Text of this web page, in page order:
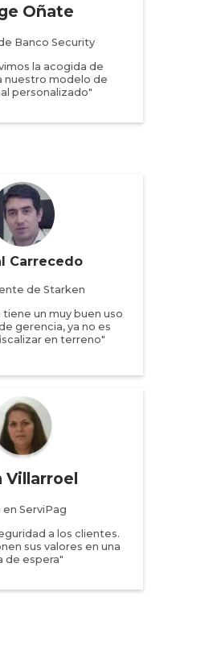
Oñate
Banco Security
la acogida de
nuestro modelo de
personalizado"
Carrecedo
de Starken
un muy buen uso
gerencia, ya no es
en terreno"
Villarroel
en ServiPag
a los clientes.
sus valores en una
de espera"